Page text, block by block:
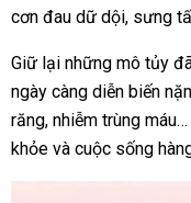
cơn đau dữ dội, sưng
Giữ lại những mô tủy
ngày càng diễn biến
răng, nhiễm trùng
khỏe và cuộc sống